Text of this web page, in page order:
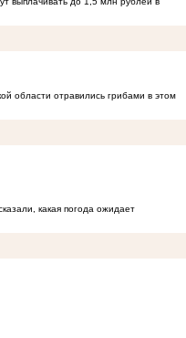
области отравились грибами в этом
какая погода ожидает